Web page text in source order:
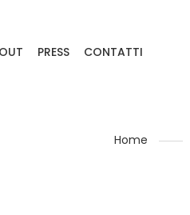
PRESS CONTATTI
Home